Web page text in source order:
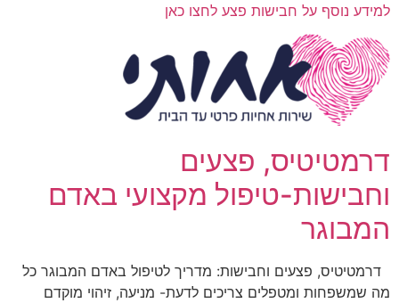
למידע נוסף על חבישות פצע לחצו כאן
דרמטיטיס, פצעים
וחבישות-טיפול מקצועי באדם
המבוגר
דרמטיטיס, פצעים וחבישות: מדריך לטיפול באדם המבוגר כל
מה שמשפחות ומטפלים צריכים לדעת- מניעה, זיהוי מוקדם